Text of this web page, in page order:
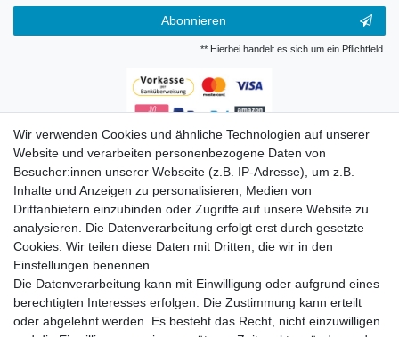
Abonnieren
** Hierbei handelt es sich um ein Pflichtfeld.
Zahlungsarten
Versandkosten
Wir verwenden Cookies und ähnliche Technologien auf unserer
Website und verarbeiten personenbezogene Daten von
Besucher:innen unserer Webseite (z.B. IP-Adresse), um z.B.
Inhalte und Anzeigen zu personalisieren, Medien von
Drittanbietern einzubinden oder Zugriffe auf unsere Website zu
analysieren. Die Datenverarbeitung erfolgt erst durch gesetzte
Cookies. Wir teilen diese Daten mit Dritten, die wir in den
Einstellungen benennen.
Die Datenverarbeitung kann mit Einwilligung oder aufgrund eines
berechtigten Interesses erfolgen. Die Zustimmung kann erteilt
oder abgelehnt werden. Es besteht das Recht, nicht einzuwilligen